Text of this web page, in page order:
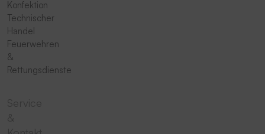
Konfektion
Technischer
Handel
Feuerwehren
&
Rettungsdienste